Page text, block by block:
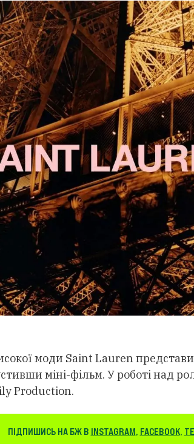
моди Saint Lauren
міні-фільм. У роботі над
Production.
ПІДПИШИСЬ НА БЖ В INSTAGRAM, FACEBOOK,